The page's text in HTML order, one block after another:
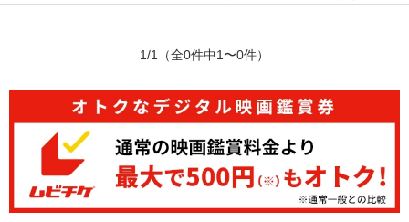
1/1 （全0件中1〜0件）